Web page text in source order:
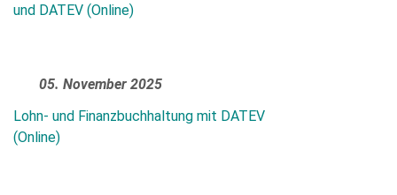
und DATEV (Online)
05. November 2025
Lohn- und Finanzbuchhaltung mit DATEV
(Online)